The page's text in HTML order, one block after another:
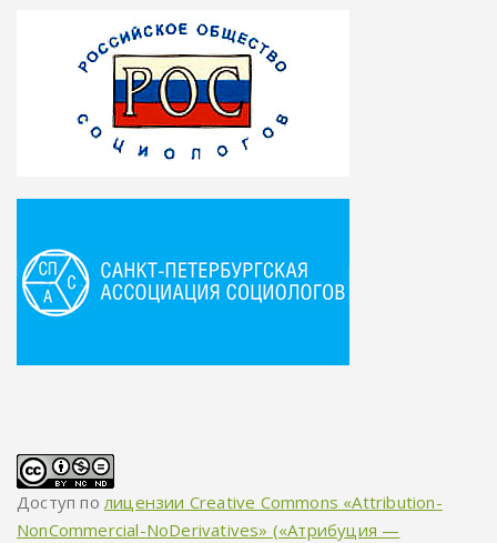
Доступ по лицензии Creative Commons «Attribution-
NonCommercial-NoDerivatives» («Атрибуция —